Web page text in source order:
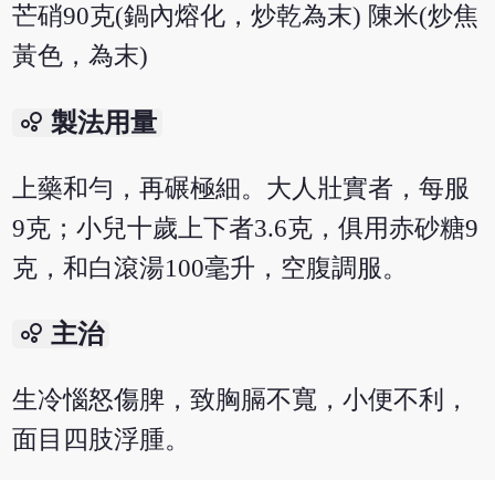
芒硝90克(鍋內熔化，炒乾為末) 陳米(炒焦
黃色，為末)
bubble_chart 製法用量
上藥和勻，再碾極細。大人壯實者，每服
9克；小兒十歲上下者3.6克，俱用赤砂糖9
克，和白滾湯100毫升，空腹調服。
bubble_chart 主治
生冷惱怒傷脾，致胸膈不寬，小便不利，
面目四肢浮腫。